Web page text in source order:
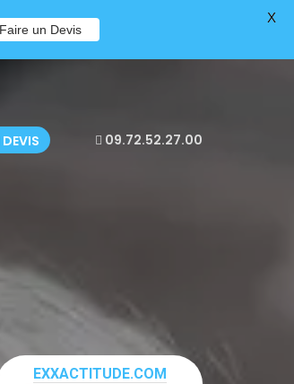
DEVIS 09.72.52.27.00
EXXACTITUDE.COM
Faire un Devis
X